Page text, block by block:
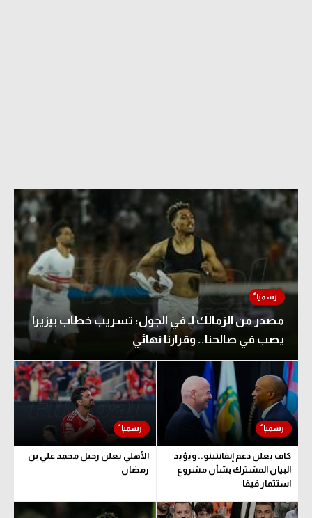
مصدر من الزمالك لـ في الجول: تسريب خطاب بيزيرا
يصب في صالحنا.. وقرارنا نهائي
كاف يعلن دعم إنفانتينو.. ويؤيد
البيان المشترك بشأن مشروع
استثمار فيفا
الأهلي يعلن رحيل محمد علي بن
رمضان